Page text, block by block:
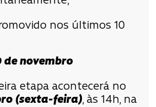
nos últimos 10
de novembro
etapa acontecerá no
(sexta-feira), às 14h, na